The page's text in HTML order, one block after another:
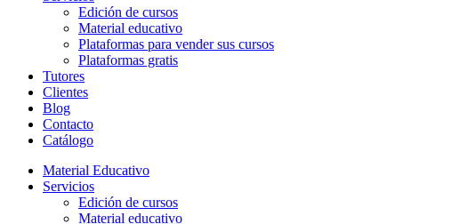
Edición de cursos
Material educativo
Plataformas para vender sus cursos
Plataformas gratis
Tutores
Clientes
Blog
Contacto
Catálogo
Material Educativo
Servicios
Edición de cursos
Material educativo